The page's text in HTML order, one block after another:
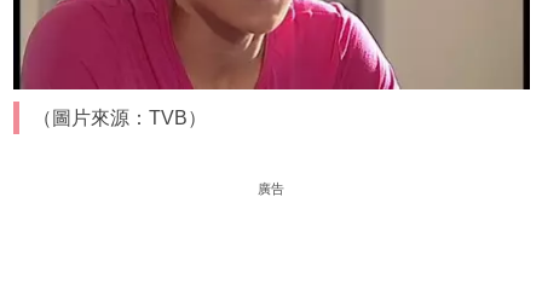
（圖片來源：TVB）
廣告